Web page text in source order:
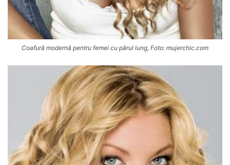
Coafură modernă pentru femei cu părul lung, Foto: mujerchic.com